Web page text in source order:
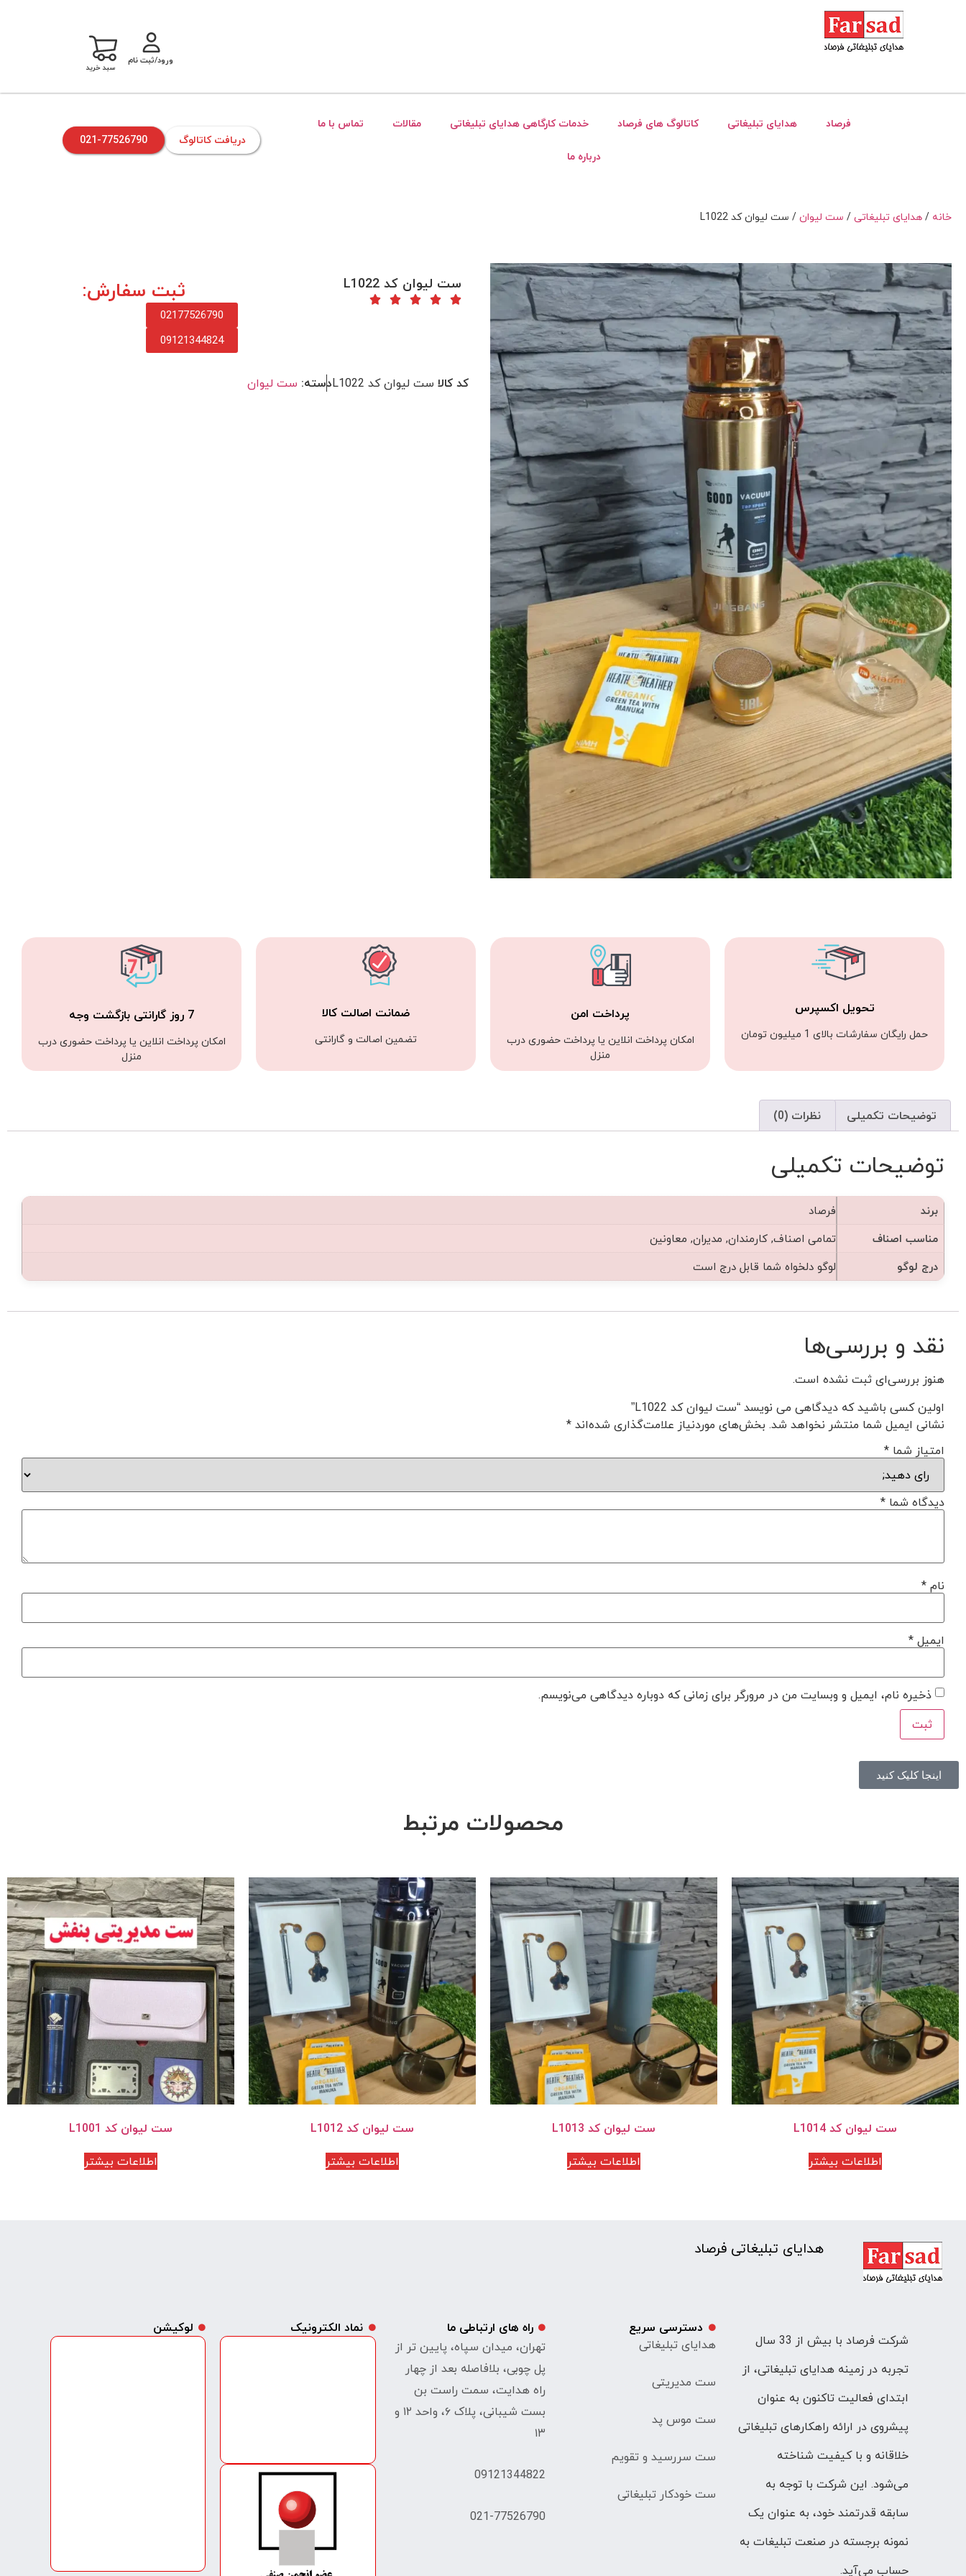
ورود/ثبت نام
سبد خرید
فرصاد هدایای تبلیغاتی کاتالوگ های فرصاد خدمات کارگاهی هدایای تبلیغاتی مقالات
تماس با ما
درباره ما
دریافت کاتالوگ 021-77526790
خانه /هدایای تبلیغاتی/ ست لیوان/ ست لیوان کد L1022
ست لیوان کد L1022 ثبت سفارش:
02177526790
09121344824
کد کالا ست لیوان کد L1022 دسته: ست لیوان
تحویل اکسپرس
حمل رایگان سفارشات بالای 1 میلیون تومان
پرداخت امن
امکان پرداخت انلاین یا پرداخت حضوری درب
منزل
ضمانت اصالت کالا
تضمین اصالت و گارانتی
7 روز گارانتی بازگشت وجه
امکان پرداخت انلاین یا پرداخت حضوری درب
منزل
توضیحات تکمیلی نظرات (0)
توضیحات تکمیلی
برند
فرصاد
مناسب اصناف
تمامی اصناف, کارمندان, مدیران, معاونین
درج لوگو
لوگو دلخواه شما قابل درج است
نقد و بررسی‌ها
هنوز بررسی‌ای ثبت نشده است.
اولین کسی باشید که دیدگاهی می نویسد “ست لیوان کد L1022”
نشانی ایمیل شما منتشر نخواهد شد. بخش‌های موردنیاز علامت‌گذاری شده‌اند*
امتیاز شما *
دیدگاه شما *
نام*
ایمیل*
ذخیره نام، ایمیل و وبسایت من در مرورگر برای زمانی که دوباره دیدگاهی می‌نویسم.
اینجا کلیک کنید
محصولات مرتبط
ست لیوان کد L1014
اطلاعات بیشتر
ست لیوان کد L1013
اطلاعات بیشتر
ست لیوان کد L1012
اطلاعات بیشتر
ست لیوان کد L1001
اطلاعات بیشتر
هدایای تبلیغاتی فرصاد
شرکت فرصاد با بیش از 33 سال
تجربه در زمینه هدایای تبلیغاتی، از
ابتدای فعالیت تاکنون به عنوان
پیشروی در ارائه راهکارهای تبلیغاتی
خلاقانه و با کیفیت شناخته
می‌شود. این شرکت با توجه به
سابقه قدرتمند خود، به عنوان یک
نمونه برجسته در صنعت تبلیغات به
حساب می‌آید.
دسترسی سریع
هدایای تبلیغاتی
ست مدیریتی
ست موس پد
ست سررسید و تقویم
ست خودکار تبلیغاتی
راه های ارتباطی ما
تهران، میدان سپاه، پایین تر از
پل چوبی، بلافاصله بعد از چهار
راه هدایت، سمت راست بن
بست شیبانی، پلاک ۶، واحد ۱۲ و
۱۳
09121344822
021-77526790
نماد الکترونیک لوکیشن